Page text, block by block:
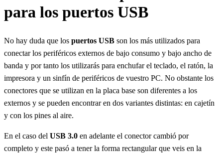
para los puertos USB
No hay duda que los puertos USB son los más utilizados para
conectar los periféricos externos de bajo consumo y bajo ancho de
banda y por tanto los utilizarás para enchufar el teclado, el ratón, la
impresora y un sinfín de periféricos de vuestro PC. No obstante los
conectores que se utilizan en la placa base son diferentes a los
externos y se pueden encontrar en dos variantes distintas: en cajetín
y con los pines al aire.
En el caso del USB 3.0 en adelante el conector cambió por
completo y este pasó a tener la forma rectangular que veis en la